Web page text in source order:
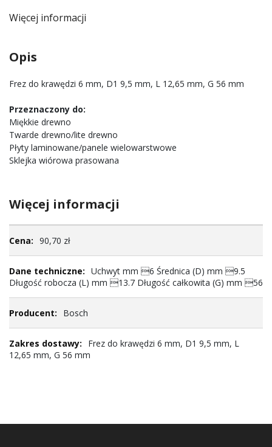
Więcej informacji
Opis
Frez do krawędzi 6 mm, D1 9,5 mm, L 12,65 mm, G 56 mm
Przeznaczony do:
Miękkie drewno
Twarde drewno/lite drewno
Płyty laminowane/panele wielowarstwowe
Sklejka wiórowa prasowana
Więcej informacji
informacji90,70 zł
Uchwyt mm 6 Średnica (D) mm 9.5
Długość robocza (L) mm 13.7 Długość całkowita (G) mm 56
Bosch
Frez do krawędzi 6 mm, D1 9,5 mm, L
12,65 mm, G 56 mm